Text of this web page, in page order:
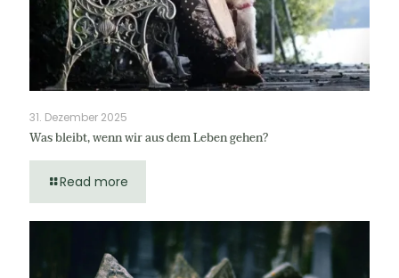
31. Dezember 2025
Was bleibt, wenn wir aus dem Leben gehen?
Read more